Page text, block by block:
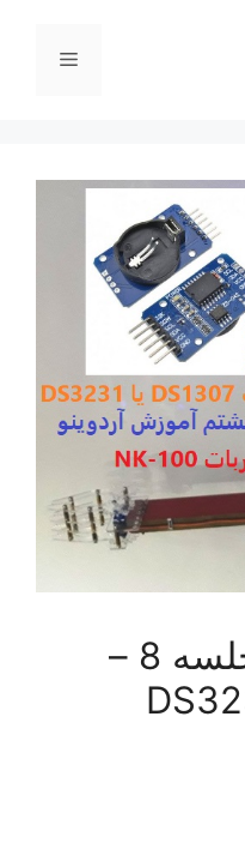
فهرست
آموزش آردوینو جلسه 8 –